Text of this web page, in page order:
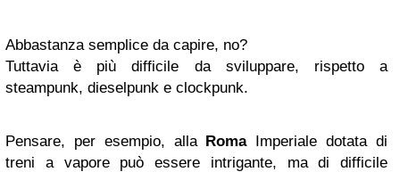
Abbastanza semplice da capire, no?
Tuttavia è più difficile da sviluppare, rispetto a
steampunk, dieselpunk e clockpunk.
Pensare, per esempio, alla RomaImperiale dotata di
treni a vapore può essere intrigante, ma di difficile